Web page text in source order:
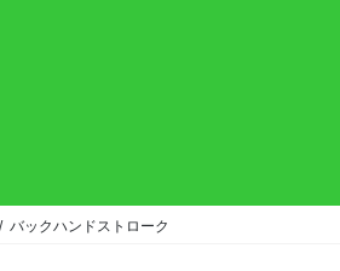
バックハンドストローク